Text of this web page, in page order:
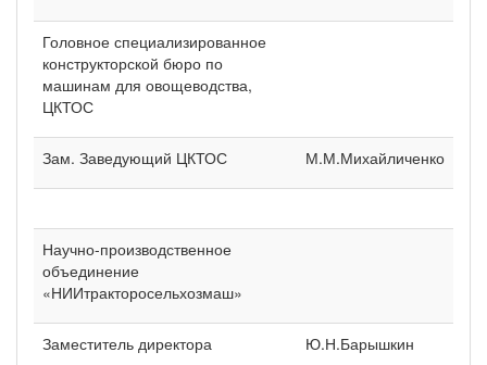
Головное специализированное
конструкторской бюро по
машинам для овощеводства,
ЦКТОС
Зам. Заведующий ЦКТОС М.М.Михайличенко
Научно-производственное
объединение
«НИИтракторосельхозмаш»
Заместитель директора Ю.Н.Барышкин